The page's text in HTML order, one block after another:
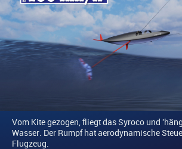
Vom Kite gezogen, fliegt das Syroco und
Wasser. Der Rumpf hat aerodynamische
Flugzeug.